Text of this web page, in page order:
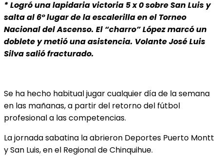
* Logró una lapidaria victoria 5 x 0 sobre San Luis y
salta al 6° lugar de la escalerilla en el Torneo
Nacional del Ascenso. El “charro” López marcó un
doblete y metió una asistencia. Volante José Luis
Silva salió fracturado.
Se ha hecho habitual jugar cualquier día de la semana
en las mañanas, a partir del retorno del fútbol
profesional a las competencias.
La jornada sabatina la abrieron Deportes Puerto Montt
y San Luis, en el Regional de Chinquihue.